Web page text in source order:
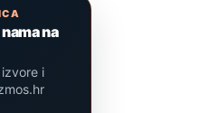
na
i